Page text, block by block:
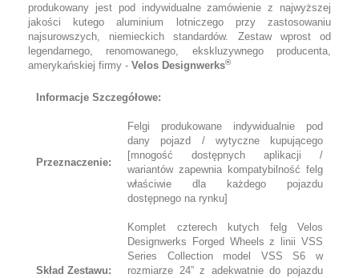
produkowany jest pod indywidualne zamówienie z najwyższej
jakości kutego aluminium lotniczego przy zastosowaniu
najsurowszych, niemieckich standardów. Zestaw wprost od
legendarnego, renomowanego, ekskluzywnego producenta,
amerykańskiej firmy - Velos Designwerks®
Informacje Szczegółowe:
Przeznaczenie:
Felgi produkowane indywidualnie pod
dany pojazd / wytyczne kupującego
[mnogość dostępnych aplikacji /
wariantów zapewnia kompatybilność felg
właściwie dla każdego pojazdu
dostępnego na rynku]
Skład Zestawu:
Komplet czterech kutych felg Velos
Designwerks Forged Wheels z linii VSS
Series Collection model VSS S6 w
rozmiarze 24” z adekwatnie do pojazdu